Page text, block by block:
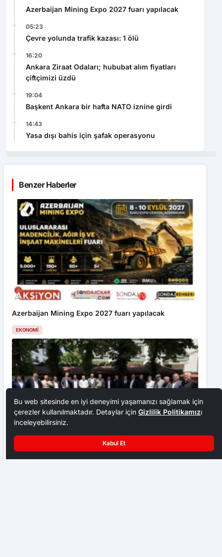
Azerbaijan Mining Expo 2027 fuarı yapılacak
05:23
Çevre yolunda trafik kazası: 1 ölü
16:20
Ankara Ziraat Odaları; hububat alım fiyatları
çiftçimizi üzdü
19:04
Başkent Ankara bir hafta NATO iznine girdi
14:43
Yasa dışı bahis için şafak operasyonu
Benzer Haberler
Azerbaijan Mining Expo 2027 fuarı yapılacak
EKONOMI
Ankara Ziraat Odaları; hububat alım fiyatları çiftçimizi
Bu web sitesinde en iyi deneyimi yaşamanızı sağlamak için
çerezler kullanılmaktadır. Detaylar için Gizlilik Politikamızı
inceleyebilirsiniz.
Kabul Et